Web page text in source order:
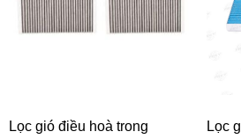
Lọc gió điều hoà trong
Lọc